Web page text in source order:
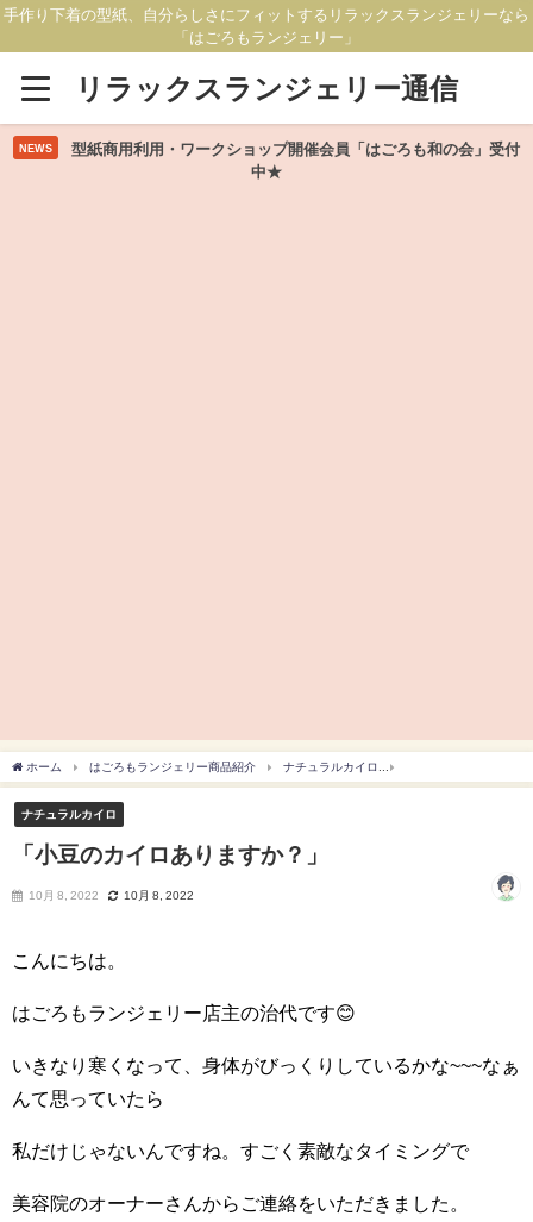
手作り下着の型紙、自分らしさにフィットするリラックスランジェリーなら
「はごろもランジェリー」
リラックスランジェリー通信
NEWS
型紙商用利用・ワークショップ開催会員「はごろも和の会」受付
中★
ホーム はごろもランジェリー商品紹介 ナチュラルカイロ
ナチュラルカイロ
「小豆のカイロありますか？」
10月 8, 2022 10月 8, 2022
こんにちは。
はごろもランジェリー店主の治代です😊
いきなり寒くなって、身体がびっくりしているかな~~~なぁ
んて思っていたら
私だけじゃないんですね。すごく素敵なタイミングで
美容院のオーナーさんからご連絡をいただきました。